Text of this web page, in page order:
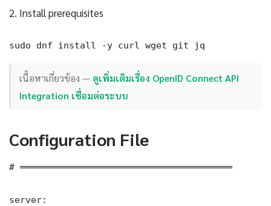
2. Install prerequisites
sudo dnf install -y curl wget git jq
เนื้อหาเกี่ยวข้อง — ดูเพิ่มเติมเรื่อง OpenID Connect API
Integration เชื่อมต่อระบบ
Configuration File
# ═══════════════════════════════════════
server: